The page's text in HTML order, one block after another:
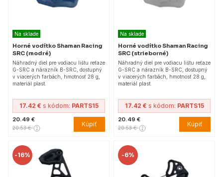
Na sklade
Horné vodítko Shaman Racing
SRC (modré)
Náhradný diel pre vodiacu lištu reťaze
G-SRC a nárazník B-SRC, dostupný
v viacerých farbách, hmotnosť 28 g,
materiál plast.
17.42 € s kódom: PARTS15
20.49 €
20.53 € Kúpiť
Na sklade
Horné vodítko Shaman Racing
SRC (strieborné)
Náhradný diel pre vodiacu lištu reťaze
G-SRC a nárazník B-SRC, dostupný
v viacerých farbách, hmotnosť 28 g,
materiál plast.
17.42 € s kódom: PARTS15
20.49 €
20.53 € Kúpiť
-16% -6%